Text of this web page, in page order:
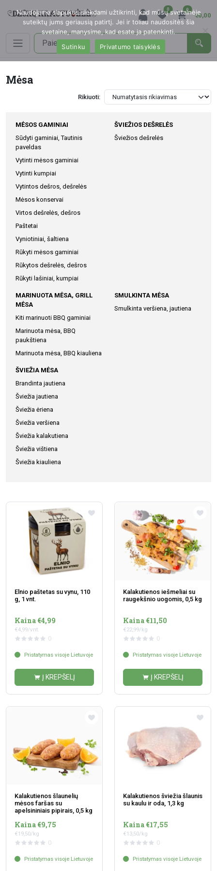
0 0
€0,00
Mėsa
Rikiuoti:
MĖSOS GAMINIAI
Sūdyti gaminiai, Tautinis
paveldas
Vytinti mėsos gaminiai
Vytinti kumpiai
Vytintos dešros, dešrelės
Mėsos konservai
Virtos dešrelės, dešros
Paštetai
Vyniotiniai, šaltiena
Rūkyti mėsos gaminiai
Rūkytos dešrelės, dešros
Rūkyti lašiniai, kumpiai
ŠVIEŽIOS DEŠRELĖS
Šviežios dešrelės
MARINUOTA MĖSA, GRILL
MĖSA
Kiti marinuoti BBQ gaminiai
Marinuota mėsa, BBQ
paukštiena
Marinuota mėsa, BBQ kiauliena
SMULKINTA MĖSA
Smulkinta veršiena, jautiena
ŠVIEŽIA MĖSA
Brandinta jautiena
Šviežia jautiena
Šviežia ėriena
Šviežia veršiena
Šviežia kalakutiena
Šviežia vištiena
Šviežia kiauliena
Elnio paštetas su vynu, 110
g, 1 vnt.
Kaina €4,99
€4,99/vnt.
0
Pristatymas visoje Lietuvoje
Į KREPŠELĮ
Kalakutienos iešmeliai su
raugekšnio uogomis, 0,5 kg
Kaina €11,50
€22,99/kg
0
Pristatymas visoje Lietuvoje
Į KREPŠELĮ
Kalakutienos šlaunelių
mėsos faršas su
apelsininiais pipirais, 0,5 kg
Kaina €9,75
€19,50/kg
0
Pristatymas visoje Lietuvoje
Kalakutienos šviežia šlaunis
su kaulu ir oda, 1,3 kg
Kaina €17,55
€13,50/kg
0
Pristatymas visoje Lietuvoje
Naudojame slapukus siekdami užtikrinti, kad mūsų svetainėje
suteiktų jums geriausią patirtį. Jei ir toliau naudositės šia
svetaine, manysime, kad esate ja patenkinti.
Sutinku
Privatumo taisyklės